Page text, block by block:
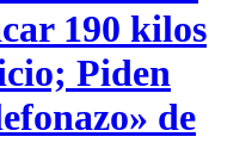
190 kilos
Piden
de